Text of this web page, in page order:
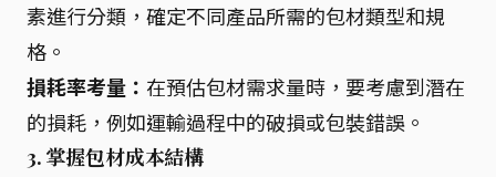
素進行分類，確定不同產品所需的包材類型和規
格。
損耗率考量： 在預估包材需求量時，要考慮到潛在
的損耗，例如運輸過程中的破損或包裝錯誤。
3. 掌握包材成本結構